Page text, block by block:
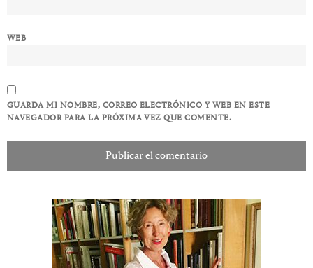
WEB
GUARDA MI NOMBRE, CORREO ELECTRÓNICO Y WEB EN ESTE
NAVEGADOR PARA LA PRÓXIMA VEZ QUE COMENTE.